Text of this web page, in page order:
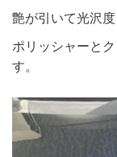
艶が引いて光沢
ポリッシャーと
す。